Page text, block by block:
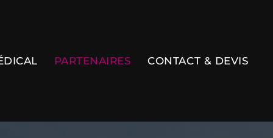
PARTENAIRES CONTACT & DEVIS